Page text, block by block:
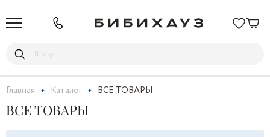
Главная Каталог ВСЕ ТОВАРЫ
ВСЕ ТОВАРЫ